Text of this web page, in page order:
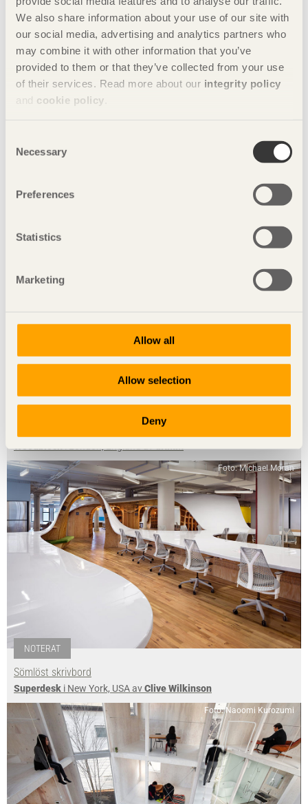
We also share information about your use of our site with
our social media, advertising and analytics partners who
may combine it with other information that you’ve
provided to them or that they’ve collected from your use
of their services. Read more about our integrity policy
and cookie policy
Selection
Necessary
Preferences
Statistics
Marketing
Allow all
Allow selection
Deny
Luftig tillbyggnad sticker ut
Tyin Tegnestue
Foto: Alex de Rijke
NOTERAT
Foto: Michael Moran
NOTERAT
Sömlöst skrivbord
Superdesk i New York, USA avClive Wilkinson
Foto: Naoomi Kurozumi